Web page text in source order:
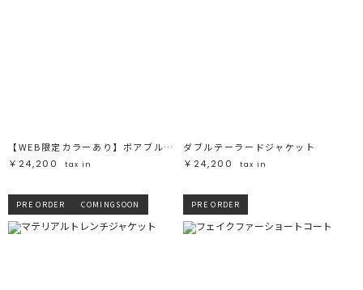
【WEB限定カラーあり】ボアブルゾン
￥24,200
tax in
ダブルテーラードジャケット
￥24,200
tax in
PRE ORDER COMINGSOON PRE ORDER